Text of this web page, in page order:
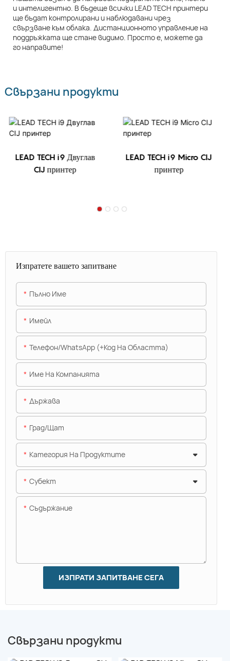
и интелигентно. В бъдеще всички LEAD TECH принтери
ще бъдат контролирани и наблюдавани чрез
свързване към облака. Дистанционното управление на
поддръжката ще стане видимо. Просто е, можете да
го направите!
Свързани продукти
LEAD TECH i9 Двуглав
CIJ принтер
LEAD TECH i9 Micro CIJ
принтер
Изпратете вашето запитване
Пълно Име
Имейл
Телефон/WhatsApp (+Код На Областта)
Име На Компанията
Държава
Град/щат
Категория На Продуктите
Субект
Съдържание
ИЗПРАТИ ЗАПИТВАНЕ СЕГА
Свързани продукти